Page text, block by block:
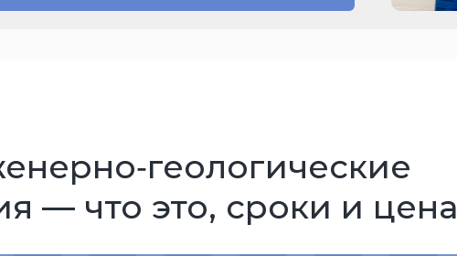
— что это, сроки и цена